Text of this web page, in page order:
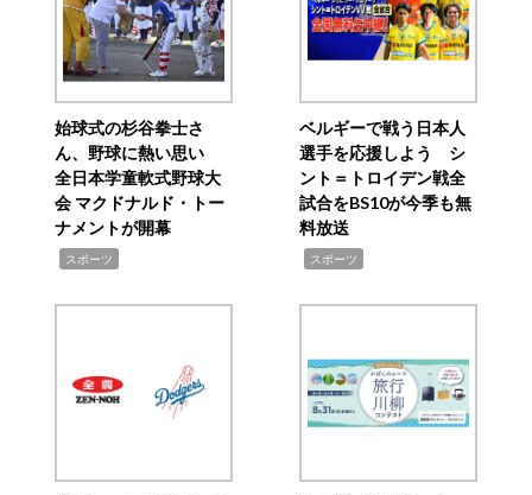
始球式の杉谷拳士さ
ん、野球に熱い思い
全日本学童軟式野球大
会 マクドナルド・トー
ナメントが開幕
スポーツ
ベルギーで戦う日本人
選手を応援しよう シ
ント＝トロイデン戦全
試合をBS10が今季も無
料放送
スポーツ